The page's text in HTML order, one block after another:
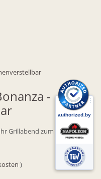
-
Grillabend zum
)